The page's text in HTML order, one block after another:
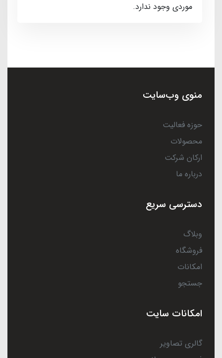
موردی وجود ندارد.
منوی وب‌سایت
حوزه فعالیت
محصولات
ارکان شرکت
درباره ما
دسترسی سریع
وبلاگ
فروشگاه
امکانات
جستجو
امکانات سایت
گالری تصاویر